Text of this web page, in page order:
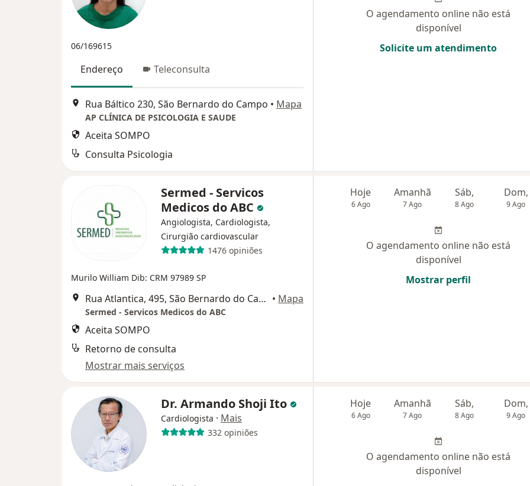
06/169615
Endereço Teleconsulta
Rua Báltico 230, São Bernardo do Campo • Mapa
AP CLÍNICA DE PSICOLOGIA E SAUDE
Aceita SOMPO
Consulta Psicologia
O agendamento online não está
disponível
Solicite um atendimento
Sermed - Servicos
Medicos do ABC
Angiologista, Cardiologista,
Cirurgião cardiovascular
1476 opiniões
Murilo William Dib: CRM 97989 SP
Rua Atlantica, 495, São Bernardo do Campo • Mapa
Sermed - Servicos Medicos do ABC
Aceita SOMPO
Retorno de consulta
Mostrar mais serviços
Hoje
6 Ago
Amanhã
7 Ago
Sáb,
8 Ago
Dom,
9 Ago
O agendamento online não está
disponível
Mostrar perfil
Dr. Armando Shoji Ito
Cardiologista · Mais
332 opiniões
Hoje
6 Ago
Amanhã
7 Ago
Sáb,
8 Ago
Dom,
9 Ago
O agendamento online não está
disponível